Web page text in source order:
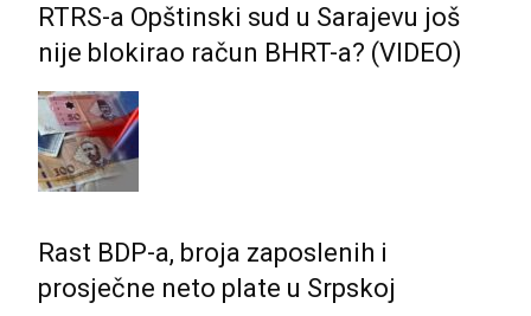
RTRS-a Opštinski sud u Sarajevu još
nije blokirao račun BHRT-a? (VIDEO)
Rast BDP-a, broja zaposlenih i
prosječne neto plate u Srpskoj